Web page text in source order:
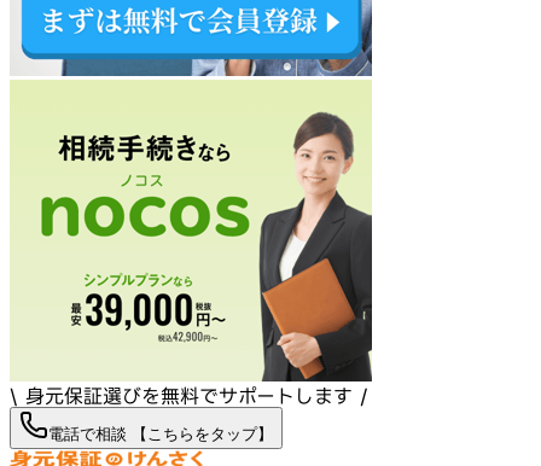
\ 身元保証選びを無料でサポートします /
電話で相談 【こちらをタップ】